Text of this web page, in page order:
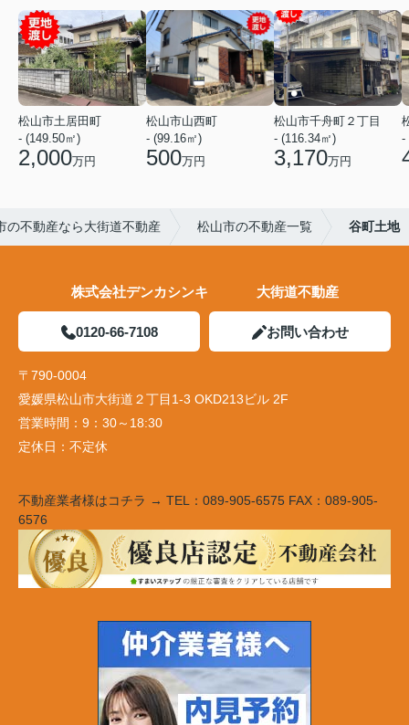
松山市土居田町
- (149.50㎡)
2,000万円
松山市山西町
- (99.16㎡)
500万円
松山市千舟町２丁目
- (116.34㎡)
3,170万円
-
の不動産なら大街道不動産 松山市の不動産一覧 谷町土地
株式会社デンカシンキ 大街道不動産
0120-66-7108 お問い合わせ
〒790-0004
愛媛県松山市大街道２丁目1-3 OKD213ビル 2F
営業時間： 9：30～18:30
定休日： 不定休
不動産業者様はコチラ → TEL：089-905-6575 FAX：089-905-
6576